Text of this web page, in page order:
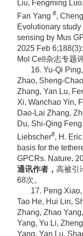
Liu, Fengming
Fan Yang #,
Evolutionary
sensing by Mus
2025 Feb
Mol Cell杂志专题
16. Yu-Qi
Zhao, Sheng-
Zhang, Yan Lu,
Xi, Wanchao Yin,
Dao-Lai Zhang,
Du, Shi-Qing
Liebscher#, H.
basis for the
GPCRs. Nature.
通讯作者， 高被引
68次。
17. Peng
Tao He, Hui Lin,
Zhang, Zhao
Yang, Yu Li,
Yang, Yan Lu,